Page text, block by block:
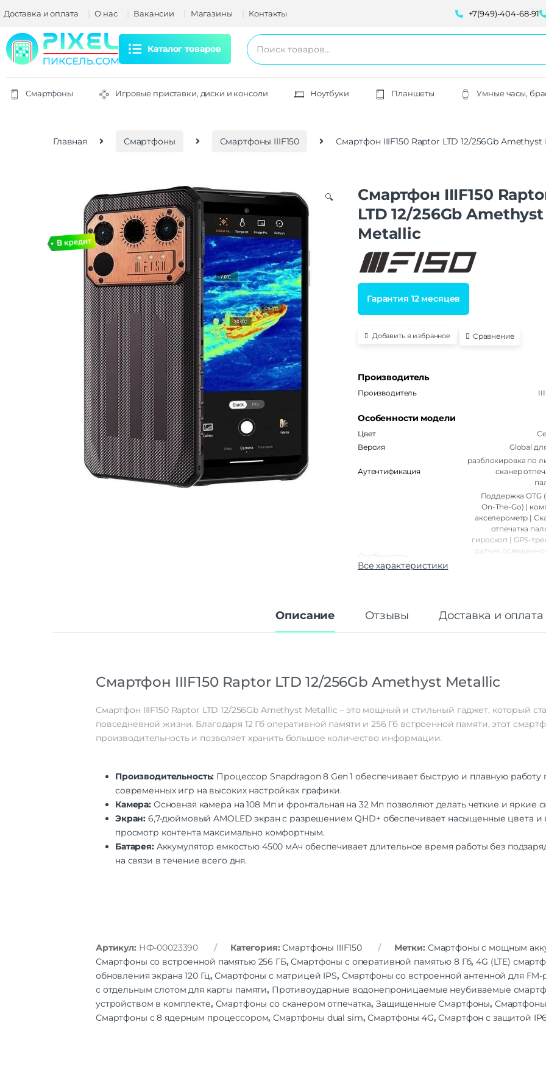
Доставка и оплата О нас Вакансии Магазины Контакты +7(949)-404-68-91
Каталог товаров
Смартфоны Игровые приставки, диски и консоли Ноутбуки Планшеты Умные часы,
Главная Смартфоны Смартфоны IIIF150 Смартфон IIIF150 Raptor LTD 12/256Gb Amethyst
🔍
Смартфон IIIF150
LTD 12/256Gb Amethyst
Metallic
Гарантия 12 месяцев
Добавить в избранное Сравнение
Производитель
Производитель
Особенности модели
Цвет
Версия
Global
Аутентификация
разблокировка по
сканер
Особенности
Поддержка OTG
On-The-Go) |
акселерометр |
отпечатка
гироскоп | GPS-
датчик
Класс IP
Габариты
Вес
Размеры (ШxВxТ)
Операционная система
Функции памяти
Объем памяти
Особенности экрана
сенсорный
устойчивое к
стекло | цветной
Стандарт связи/интернет
Количество сим карт
Dual nano
Все характеристики
Описание Отзывы Доставка и оплата
Смартфон IIIF150 Raptor LTD 12/256Gb Amethyst Metallic
Смартфон IIIF150 Raptor LTD 12/256Gb Amethyst Metallic – это мощный и стильный гаджет, который
повседневной жизни. Благодаря 12 Гб оперативной памяти и 256 Гб встроенной памяти, этот
производительность и позволяет хранить большое количество информации.
Производительность: Процессор Snapdragon 8 Gen 1 обеспечивает быструю и плавную
современных игр на высоких настройках графики.
Камера: Основная камера на 108 Мп и фронтальная на 32 Мп позволяют делать четкие и яркие
Экран: 6,7-дюймовый AMOLED экран с разрешением QHD+ обеспечивает насыщенные цвета и
просмотр контента максимально комфортным.
Батарея:Аккумулятор емкостью 4500 мАч обеспечивает длительное время работы без
на связи в течение всего дня.
Артикул: НФ-00023390 Категория:Смартфоны IIIF150 Метки: Смартфоны с мощным
Смартфоны со встроенной памятью 256 ГБ,Смартфоны с оперативной памятью 8 Гб,4G (LTE)
обновления экрана 120 Гц,Смартфоны с матрицей IPS, Смартфоны со встроенной антенной для FM-
с отдельным слотом для карты памяти, Противоударные водонепроницаемые неубиваемые
устройством в комплекте, Смартфоны со сканером отпечатка, Защищенные Смартфоны,
Смартфоны с 8 ядерным процессором,Смартфоны dual sim,Смартфоны 4G,Смартфон с защитой